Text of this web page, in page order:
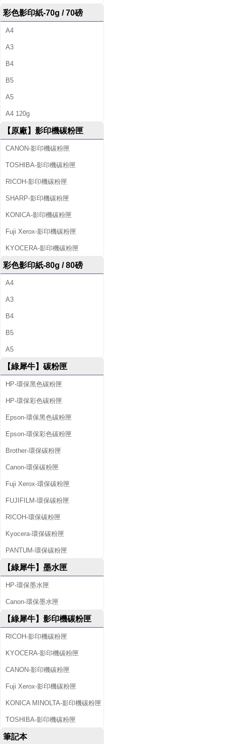
彩色影印紙-70g / 70磅
A4
A3
B4
B5
A5
A4 120g
【原廠】影印機碳粉匣
CANON-影印機碳粉匣
TOSHIBA-影印機碳粉匣
RICOH-影印機碳粉匣
SHARP-影印機碳粉匣
KONICA-影印機碳粉匣
Fuji Xerox-影印機碳粉匣
KYOCERA-影印機碳粉匣
彩色影印紙-80g / 80磅
A4
A3
B4
B5
A5
【綠犀牛】碳粉匣
HP-環保黑色碳粉匣
HP-環保彩色碳粉匣
Epson-環保黑色碳粉匣
Epson-環保彩色碳粉匣
Brother-環保碳粉匣
Canon-環保碳粉匣
Fuji Xerox-環保碳粉匣
FUJIFILM-環保碳粉匣
RICOH-環保碳粉匣
Kyocera-環保碳粉匣
PANTUM-環保碳粉匣
【綠犀牛】墨水匣
HP-環保墨水匣
Canon-環保墨水匣
【綠犀牛】影印機碳粉匣
RICOH-影印機碳粉匣
KYOCERA-影印機碳粉匣
CANON-影印機碳粉匣
Fuji Xerox-影印機碳粉匣
KONICA MINOLTA-影印機碳粉匣
TOSHIBA-影印機碳粉匣
筆記本